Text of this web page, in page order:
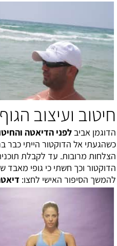
חיטוב ועיצוב
הדוגמן אביב לפני הדיאטה
כשהגעתי אל הדוקטור הייתי כבר
הצלחות מרובות. עד לקבלת
הדוקטור וכך חשתי כי גופי
להמשך הסיפור האישי לחצו: